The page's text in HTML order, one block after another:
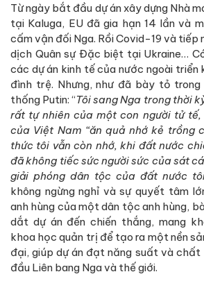
Từ ngày bắt đầu dự án xây dựng Nhà
tại Kaluga, EU đã gia hạn 14 lần và
cấm vận đối Nga. Rồi Covid-19 và tiếp
dịch Quân sự Đặc biệt tại Ukraine…
các dự án kinh tế của nước ngoài triển
đình trệ. Nhưng, như đã bày tỏ
thống Putin: “Tôi sang Nga trong thời
rất tự nhiên của một con người tử tế,
của Việt Nam “ăn quả nhớ kẻ trồng
thức tôi vẫn còn nhớ, khi đất nước
đã không tiếc sức người sức của sát
giải phóng dân tộc của đất nước
không ngừng nghỉ và sự quyết tâm
anh hùng của một dân tộc anh hùng,
dắt dự án đến chiến thắng, mang
khoa học quản trị để tạo ra một nền
đại, giúp dự án đạt năng suất và chất
đầu Liên bang Nga và thế giới.